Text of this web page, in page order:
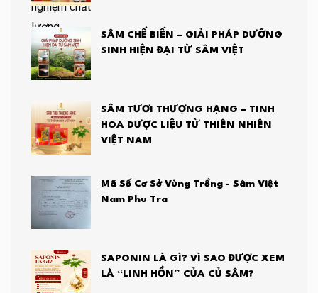
SÂM CHẾ BIẾN – GIẢI PHÁP DƯỠNG
SINH HIỆN ĐẠI TỪ SÂM VIỆT
SÂM TƯƠI THƯỢNG HẠNG – TINH
HOA DƯỢC LIỆU TỪ THIÊN NHIÊN
VIỆT NAM
Mã Số Cơ Sở Vùng Trồng - Sâm Việt
Nam Phu Tra
SAPONIN LÀ GÌ? VÌ SAO ĐƯỢC XEM
LÀ “LINH HỒN” CỦA CỦ SÂM?